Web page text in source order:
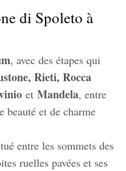
di Spoleto à
, avec des étapes qui
Rieti, Rocca
et Mandela, entre
beauté et de charme
entre les sommets des
ruelles pavées et ses